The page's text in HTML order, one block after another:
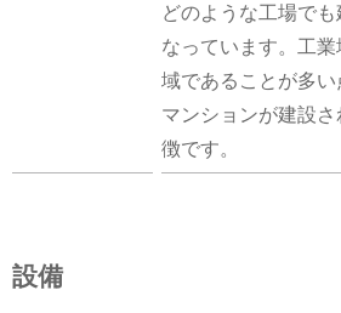
どのような工場で
なっています。工
域であることが多
マンションが建設
徴です。
設備